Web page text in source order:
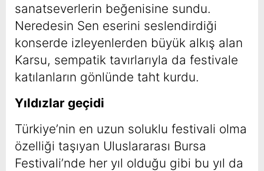
sanatseverlerin beğenisine sundu.
Neredesin Sen eserini seslendirdiği
konserde izleyenlerden büyük alkış alan
Karsu, sempatik tavırlarıyla da festivale
katılanların gönlünde taht kurdu.
Yıldızlar geçidi
Türkiye’nin en uzun soluklu festivali olma
özelliği taşıyan Uluslararası Bursa
Festivali’nde her yıl olduğu gibi bu yıl da